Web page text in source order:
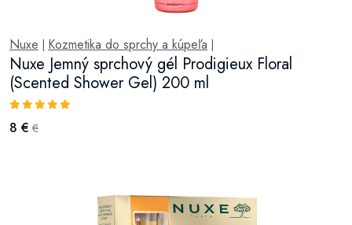
Nuxe Kozmetika do sprchy a kúpeľa
Nuxe Jemný sprchový gél Prodigieux Floral
(Scented Shower Gel) 200 ml
8 € €